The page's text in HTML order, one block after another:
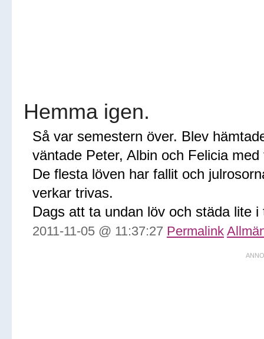
Hemma igen.
Så var semestern över. Blev
väntade Peter, Albin och Felicia med
De flesta löven har fallit och
verkar trivas.
Dags att ta undan löv och städa lite i
2011-11-05 @ 11:37:27 Permalink